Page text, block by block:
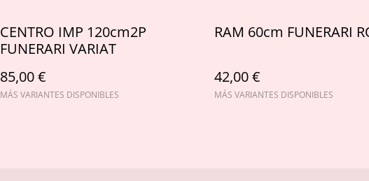
CENTRO IMP 120cm2P
FUNERARI VARIAT
85,00 €
MÁS VARIANTES DISPONIBLES
RAM 60cm FUNERARI
42,00 €
MÁS VARIANTES DISPONIBLES